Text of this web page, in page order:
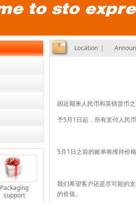
Packaging
support
Location |
因近期来人民币和英镑货币
予5月1日起，所有支付人民
5月1日之前的账单将维持价
我们希望客户还是尽可能的
的价值。